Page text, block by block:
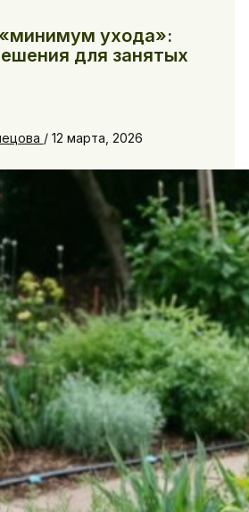
ухода»:
для занятых
/ 12 марта, 2026